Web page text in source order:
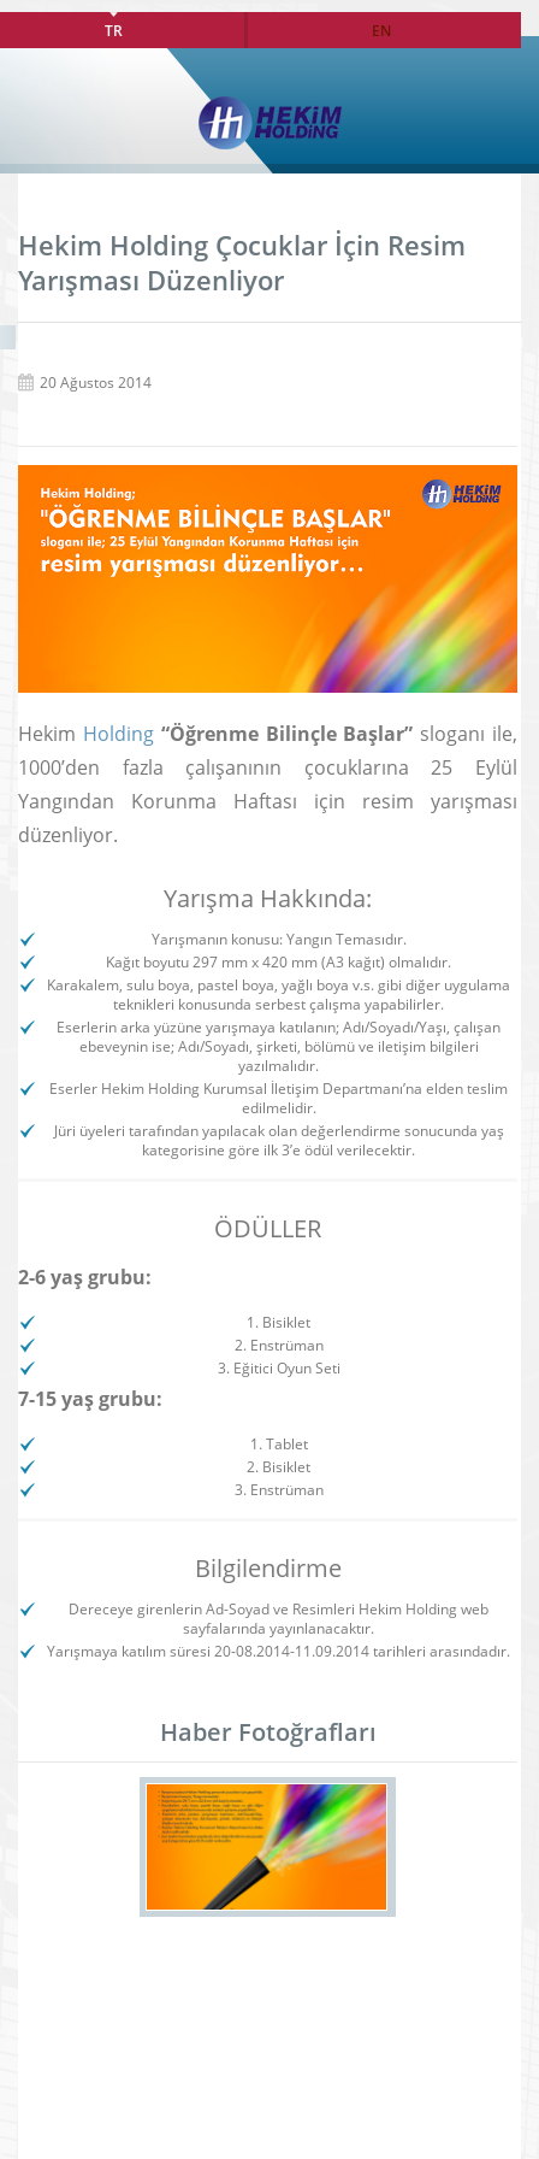
TR EN
Hekim Holding Çocuklar İçin Resim
Yarışması Düzenliyor
20 Ağustos 2014
Hekim Holding “Öğrenme Bilinçle Başlar” sloganı ile,
1000’den fazla çalışanının çocuklarına 25 Eylül
Yangından Korunma Haftası için resim yarışması
düzenliyor.
Yarışma Hakkında:
Yarışmanın konusu: Yangın Temasıdır.
Kağıt boyutu 297 mm x 420 mm (A3 kağıt) olmalıdır.
Karakalem, sulu boya, pastel boya, yağlı boya v.s. gibi diğer uygulama
teknikleri konusunda serbest çalışma yapabilirler.
Eserlerin arka yüzüne yarışmaya katılanın; Adı/Soyadı/Yaşı, çalışan
ebeveynin ise; Adı/Soyadı, şirketi, bölümü ve iletişim bilgileri
yazılmalıdır.
Eserler Hekim Holding Kurumsal İletişim Departmanı’na elden teslim
edilmelidir.
Jüri üyeleri tarafından yapılacak olan değerlendirme sonucunda yaş
kategorisine göre ilk 3’e ödül verilecektir.
ÖDÜLLER
2-6 yaş grubu:
1. Bisiklet
2. Enstrüman
3. Eğitici Oyun Seti
7-15 yaş grubu:
1. Tablet
2. Bisiklet
3. Enstrüman
Bilgilendirme
Dereceye girenlerin Ad-Soyad ve Resimleri Hekim Holding web
sayfalarında yayınlanacaktır.
Yarışmaya katılım süresi 20-08.2014-11.09.2014 tarihleri arasındadır.
Haber Fotoğrafları